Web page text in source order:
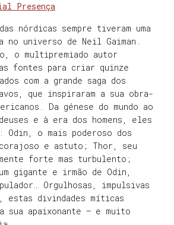
Presença
nórdicas sempre tiveram uma
universo de Neil Gaiman.
o multipremiado autor
fontes para criar quinze
com a grande saga dos
que inspiraram a sua obra-
Da génese do mundo ao
e à era dos homens, eles
Odin, o mais poderoso dos
e astuto; Thor, seu
forte mas turbulento;
gigante e irmão de Odin,
Orgulhosas, impulsivas
estas divindades míticas
sua apaixonante – e muito